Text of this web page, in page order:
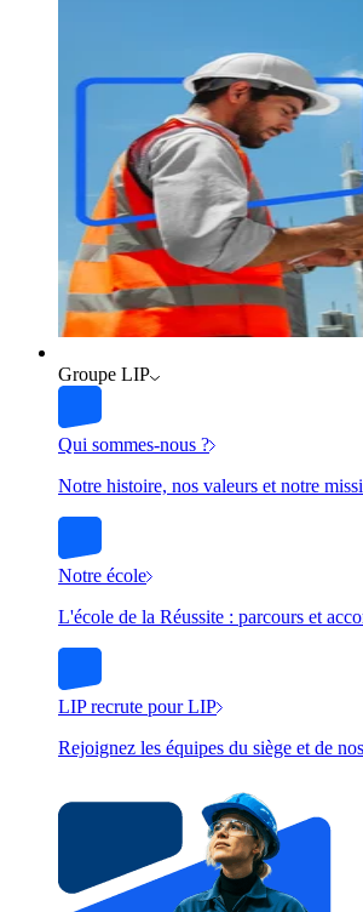
Groupe LIP
Qui sommes-nous ?
Notre histoire, nos valeurs et notre
Notre école
L'école de la Réussite : parcours et
LIP recrute pour LIP
Rejoignez les équipes du siège et de